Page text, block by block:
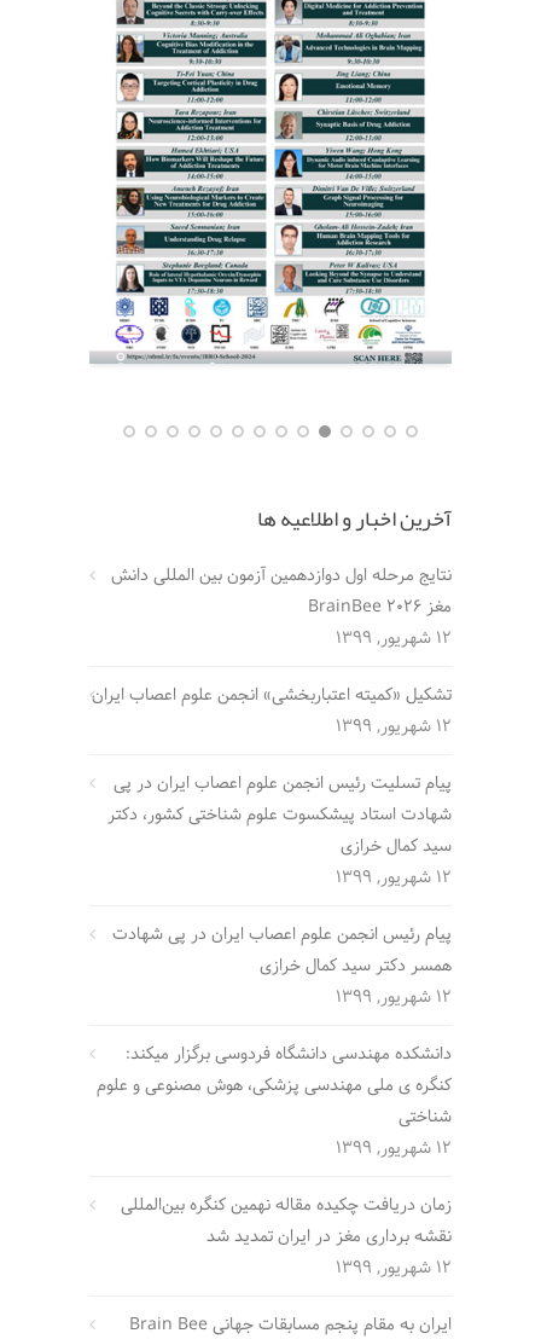
آخرین اخبار و اطلاعیه ها
نتایج مرحله اول دوازدهمین آزمون بین المللی دانش
مغز BrainBee 2026
12 شهریور, 1399
تشکیل «کمیته اعتباربخشی» انجمن علوم اعصاب ایران
12 شهریور, 1399
پیام تسلیت رئیس انجمن علوم اعصاب ایران در پی
شهادت استاد پیشکسوت علوم شناختی کشور، دکتر
سید کمال خرازی
12 شهریور, 1399
پیام رئیس انجمن علوم اعصاب ایران در پی شهادت
همسر دکتر سید کمال خرازی
12 شهریور, 1399
دانشکده مهندسی دانشگاه فردوسی برگزار میکند:
کنگره ی ملی مهندسی پزشکی، هوش مصنوعی و علوم
شناختی
12 شهریور, 1399
زمان دریافت چکیده مقاله نهمین کنگره بین‌المللی
نقشه برداری مغز در ایران تمدید شد
12 شهریور, 1399
ایران به مقام پنجم مسابقات جهانی Brain Bee